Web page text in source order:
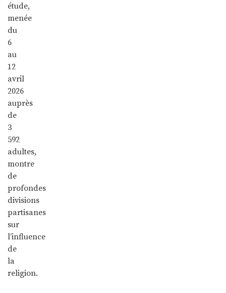
étude,
menée
du
6
au
12
avril
2026
auprès
de
3
592
adultes,
montre
de
profondes
divisions
partisanes
sur
l’influence
de
la
religion.